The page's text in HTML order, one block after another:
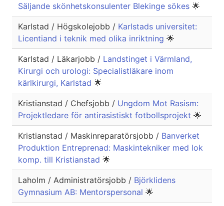
Säljande skönhetskonsulenter Blekinge sökes 🌟
Karlstad / Högskolejobb / Karlstads universitet:
Licentiand i teknik med olika inriktning 🌟
Karlstad / Läkarjobb / Landstinget i Värmland,
Kirurgi och urologi: Specialistläkare inom
kärlkirurgi, Karlstad 🌟
Kristianstad / Chefsjobb / Ungdom Mot Rasism:
Projektledare för antirasistiskt fotbollsprojekt 🌟
Kristianstad / Maskinreparatörsjobb / Banverket
Produktion Entreprenad: Maskintekniker med lok
komp. till Kristianstad 🌟
Laholm / Administratörsjobb / Björklidens
Gymnasium AB: Mentorspersonal 🌟